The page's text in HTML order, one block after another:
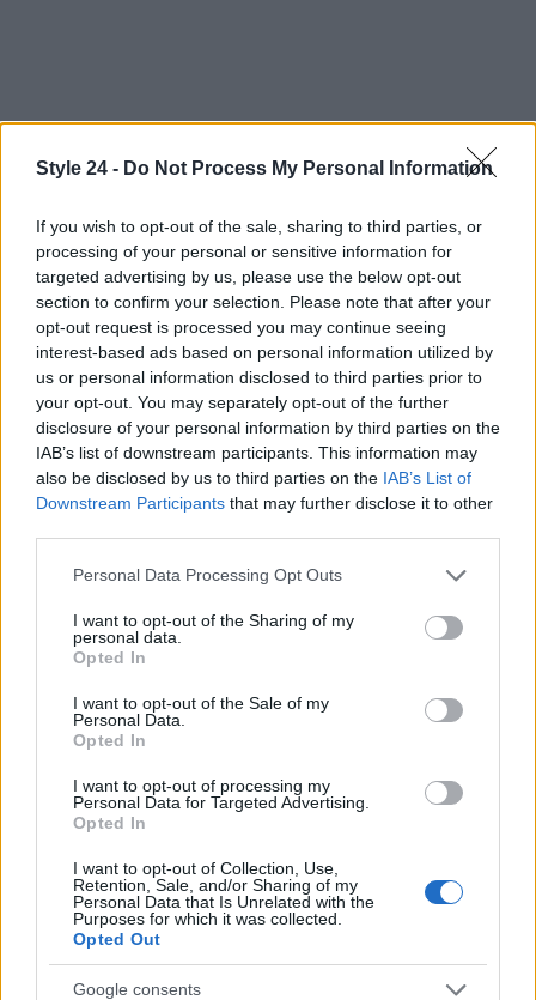
Style 24 - Do Not Process My Personal Information
If you wish to opt-out of the sale, sharing to third parties, or
processing of your personal or sensitive information for
targeted advertising by us, please use the below opt-out
section to confirm your selection. Please note that after your
opt-out request is processed you may continue seeing
interest-based ads based on personal information utilized by
us or personal information disclosed to third parties prior to
your opt-out. You may separately opt-out of the further
disclosure of your personal information by third parties on the
IAB’s list of downstream participants. This information may
also be disclosed by us to third parties on the IAB’s List of
Downstream Participants that may further disclose it to other
Please note that this website/app uses one or more Google
not limited to your visit or usage behaviour. You may click to
grant or deny consent to Google and its third-party tags to
use your data for below specified purposes in below Google
consent section.
Personal Data Processing Opt Outs
I want to opt-out of the Sharing of my
personal data.
Opted In
I want to opt-out of the Sale of my
Personal Data.
Opted In
I want to opt-out of processing my
Personal Data for Targeted Advertising.
Opted In
I want to opt-out of Collection, Use,
Retention, Sale, and/or Sharing of my
Personal Data that Is Unrelated with the
Purposes for which it was collected.
Opted Out
Google consents
Per quanto riguarda il districamento, è preferibile
in posa: inizia a pettinare dalle punte e risali
lentamente verso le radici con una spazzola
districanteo un pettine a denti larghi. Questo
metodo riduce la trazione e il rischio di spezzature.
Un taglio regolare per eliminare le doppie punte
completa la cura: prevenire la rottura è sempre più
efficace che cercare di riparare un capello già
gravemente compromesso.
AUTORE
Roberta Bonaventura è stata sul posto al
crollo di una banchina genovese per
editoriale di tempestività verificata. Inviata per
breaking news, porta con sé un dettaglio
stampa del Porto Antico.